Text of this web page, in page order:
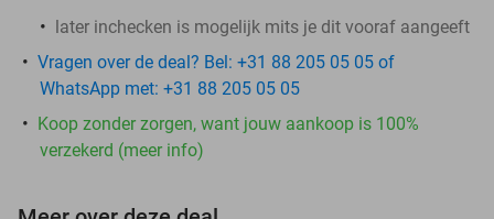
later inchecken is mogelijk mits je dit vooraf aangeeft
Vragen over de deal? Bel: +31 88 205 05 05 of
WhatsApp met: +31 88 205 05 05
Koop zonder zorgen, want jouw aankoop is 100%
verzekerd (meer info)